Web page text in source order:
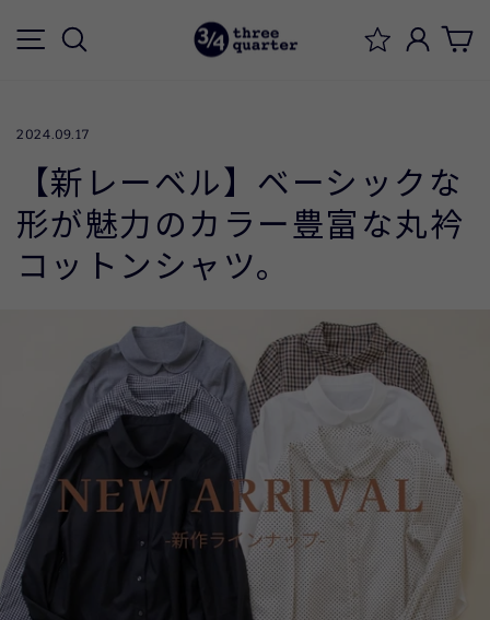
キ
す
メニュー ログイ
2024.09.17
【新レーベル】ベーシックな
形が魅力のカラー豊富な丸衿
コットンシャツ。